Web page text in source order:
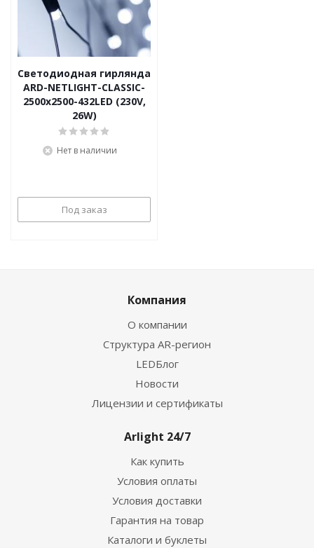
Светодиодная гирлянда
ARD-NETLIGHT-CLASSIC-
2500x2500-432LED (230V,
26W)
Нет в наличии
Под заказ
Компания
О компании
Структура AR-регион
LEDБлог
Новости
Лицензии и сертификаты
Arlight 24/7
Как купить
Условия оплаты
Условия доставки
Гарантия на товар
Каталоги и буклеты